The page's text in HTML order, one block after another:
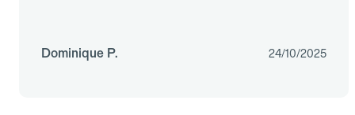
Dominique P. 24/10/2025